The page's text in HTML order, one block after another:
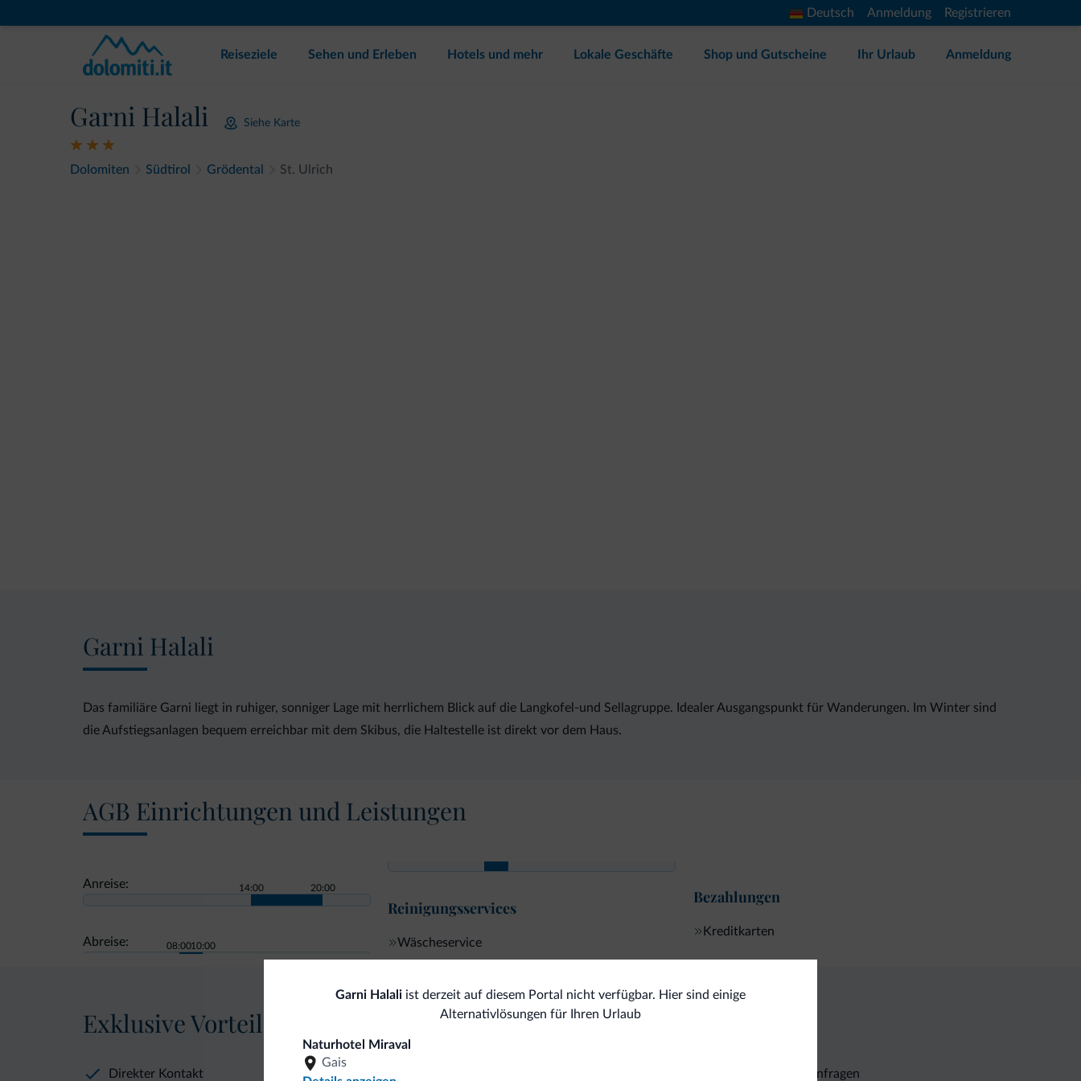
Deutsch Anmeldung Registrieren
Reiseziele Sehen und Erleben Hotels und mehr Lokale Geschäfte Shop und Gutscheine Ihr Urlaub Anmeldung
Garni Halali Siehe Karte
Dolomiten Südtirol Grödental St. Ulrich
Garni Halali
Das familiäre Garni liegt in ruhiger, sonniger Lage mit herrlichem Blick auf die Langkofel-und Sellagruppe. Idealer Ausgangspunkt für Wanderungen. Im Winter sind
die Aufstiegsanlagen bequem erreichbar mit dem Skibus, die Haltestelle ist direkt vor dem Haus.
AGB Einrichtungen und Leistungen
Anreise: 14:00 20:00
Abreise: 08:0010:00
Reinigungsservices
Wäscheservice
Bezahlungen
Kreditkarten
Garni Halali ist derzeit auf diesem Portal nicht verfügbar. Hier sind einige
Alternativlösungen für Ihren Urlaub
Naturhotel Miraval
Gais
Exklusive Vorteile von Dolomiti.it
Direkter Kontakt Unverbindliche Anfragen